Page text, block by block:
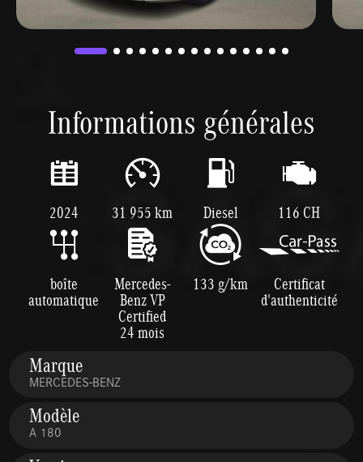
Informations générales
2024 31 955 km Diesel 116 CH
boîte
automatique
Mercedes-
Benz VP
Certified
24 mois
133 g/km Certificat
d'authenticité
Marque
MERCEDES-BENZ
Modèle
A 180